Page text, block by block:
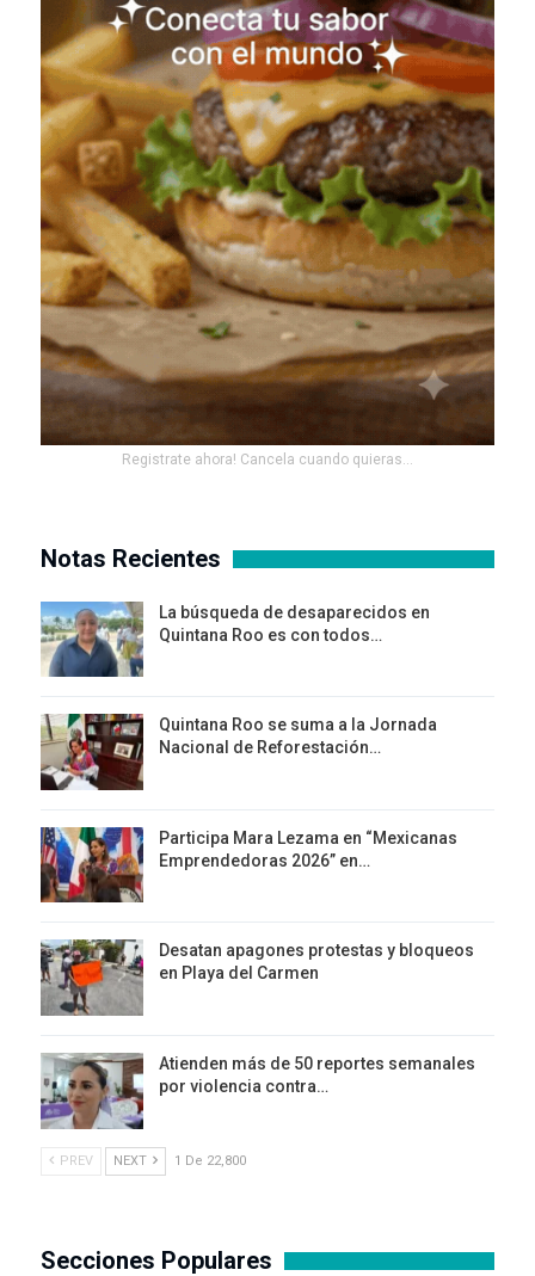
Registrate ahora! Cancela cuando quieras...
Notas Recientes
La búsqueda de desaparecidos en
Quintana Roo es con todos…
Quintana Roo se suma a la Jornada
Nacional de Reforestación…
Participa Mara Lezama en “Mexicanas
Emprendedoras 2026” en…
Desatan apagones protestas y bloqueos
en Playa del Carmen
Atienden más de 50 reportes semanales
por violencia contra…
PREV NEXT 1 De 22,800
Secciones Populares